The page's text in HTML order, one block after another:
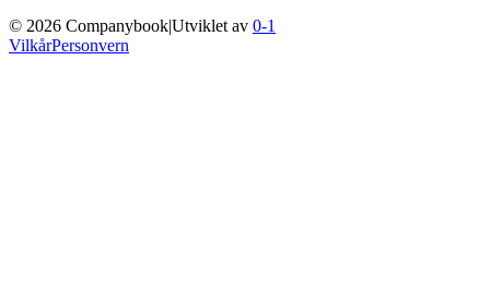
© 2026 CompanybookUtviklet av 0-1
VilkårPersonvern